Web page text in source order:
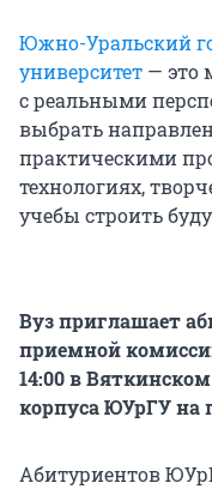
Южно-Уральский
университет — это
с реальными
выбрать
практическими
технологиях,
учебы строить
Вуз приглашает
приемной
14:00 в
корпуса ЮУрГУ на
Абитуриентов